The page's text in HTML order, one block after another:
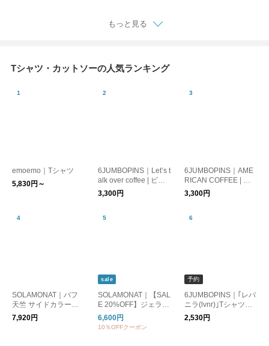
もっと見る
Tシャツ・カットソーの人気ランキング
emoemo｜Tシャツ
5,830円～
6JUMBOPINS｜Let’s t
alk over coffee | ビッ
グTシャツ
3,300円
6JUMBOPINS｜AME
RICAN COFFEE | ビ
ッグTシャツ
3,300円
SOLAMONAT｜パフ
天竺 サイドカラーリ
ボン 5分袖プリントプ
ルーオーバー(AREYO
7,920円
sale
SOLAMONAT｜【SAL
E 20%OFF】ジェラー
ト天竺 コクーンプル
オーバー トップス Tシ
6,600円
10％OFFクーポン
予約
6JUMBOPINS｜｢レバ
ニラ(lvnr)｣Tシャツ
【キナリノ別注】
2,530円